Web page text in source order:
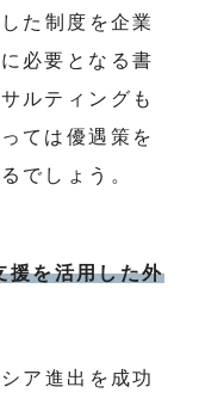
た制度を企業
必要となる書
ルティングも
ては優遇策を
でしょう。
援を活用した外
ア進出を成功